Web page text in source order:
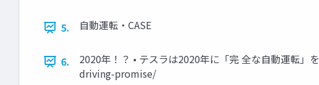
5. 自動運転・CASE
6.
2020年！？ • テスラは2020年に「完 全な自動運転
driving-promise/